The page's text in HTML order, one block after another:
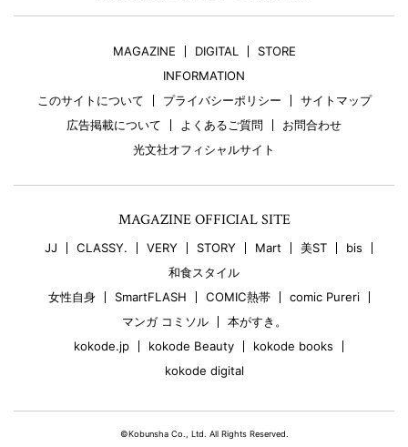
MAGAZINE DIGITAL
STORE
INFORMATION
このサイトについて
プライバシーポリシー
サイトマップ
広告掲載について
よくあるご質問
お問合わせ
光文社オフィシャルサイト
MAGAZINE OFFICIAL SITE
JJ CLASSY. VERY STORY Mart 美ST
bis
和食スタイル
女性自身
SmartFLASH COMIC熱帯
comic Pureri
マンガ コミソル
本がすき。
kokode.jp
kokode Beauty
kokode books
kokode digital
©Kobunsha Co., Ltd. All Rights Reserved.